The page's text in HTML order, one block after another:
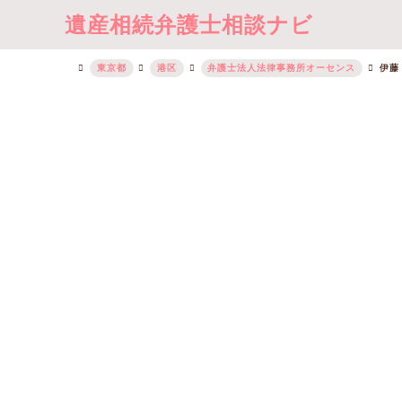
遺産相続弁護士相談ナビ
東京都 港区 弁護士法人法律事務所オーセンス 伊藤